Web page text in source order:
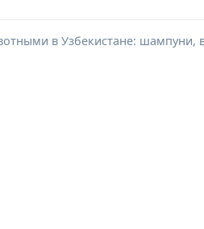
в Узбекистане: шампуни,